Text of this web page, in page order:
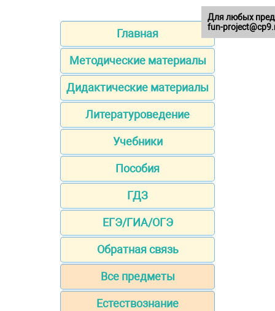
Главная
Методические материалы
Дидактические материалы
Литературоведение
Учебники
Пособия
ГДЗ
ЕГЭ/ГИА/ОГЭ
Обратная связь
Все предметы
Естествознание
Для любых
fun-